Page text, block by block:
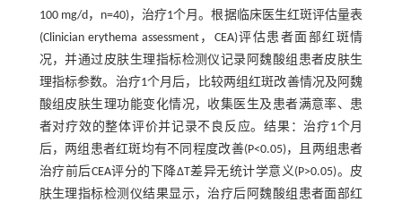
100 mg/d，n=40)，治疗1个月。根据临床医生红斑评估量表
(Clinician erythema assessment，CEA)评估患者面部红斑情
况，并通过皮肤生理指标检测仪记录阿魏酸组患者皮肤生
理指标参数。治疗1个月后，比较两组红斑改善情况及阿魏
酸组皮肤生理功能变化情况，收集医生及患者满意率、患
者对疗效的整体评价并记录不良反应。结果：治疗1个月
后，两组患者红斑均有不同程度改善(P<0.05)，且两组患者
治疗前后CEA评分的下降ΔT差异无统计学意义(P>0.05)。皮
肤生理指标检测仪结果显示，治疗后阿魏酸组患者面部红